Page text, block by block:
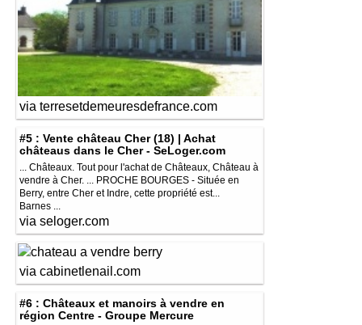
via terresetdemeuresdefrance.com
#5 : Vente château Cher (18) | Achat
châteaus dans le Cher - SeLoger.com
... Châteaux. Tout pour l'achat de Châteaux, Château à
vendre à Cher. ... PROCHE BOURGES - Située en
Berry, entre Cher et Indre, cette propriété est...
Barnes ...
via seloger.com
via cabinetlenail.com
#6 : Châteaux et manoirs à vendre en
région Centre - Groupe Mercure